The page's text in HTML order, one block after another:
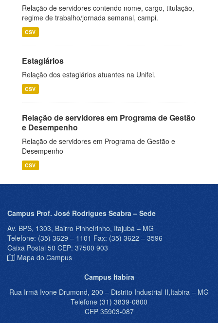
Relação de servidores contendo nome, cargo, titulação,
regime de trabalho/jornada semanal, campi.
CSV
Estagiários
Relação dos estagiários atuantes na Unifei.
CSV
Relação de servidores em Programa de Gestão
e Desempenho
Relação de servidores em Programa de Gestão e
Desempenho
CSV
Campus Prof. José Rodrigues Seabra – Sede
Av. BPS, 1303, Bairro Pinheirinho, Itajubá – MG
Telefone: (35) 3629 – 1101 Fax: (35) 3622 – 3596
Caixa Postal 50 CEP: 37500 903
Mapa do Campus
Campus Itabira
Rua Irmã Ivone Drumond, 200 – Distrito Industrial II,Itabira – MG
Telefone (31) 3839-0800
CEP 35903-087